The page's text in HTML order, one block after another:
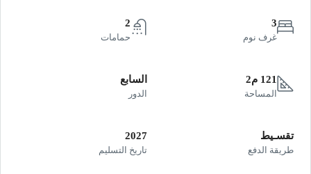
3
غرف نوم
2
حمامات
121 م2
المساحة
السابع
الدور
تقسـيط
طريقة الدفع
2027
تاريخ التسليم